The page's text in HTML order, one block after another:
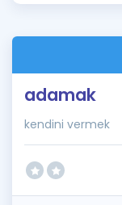
İngilizce
adamak
kendini vermek